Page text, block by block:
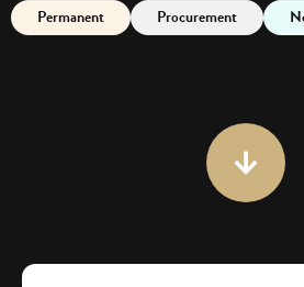
Permanent Procurement